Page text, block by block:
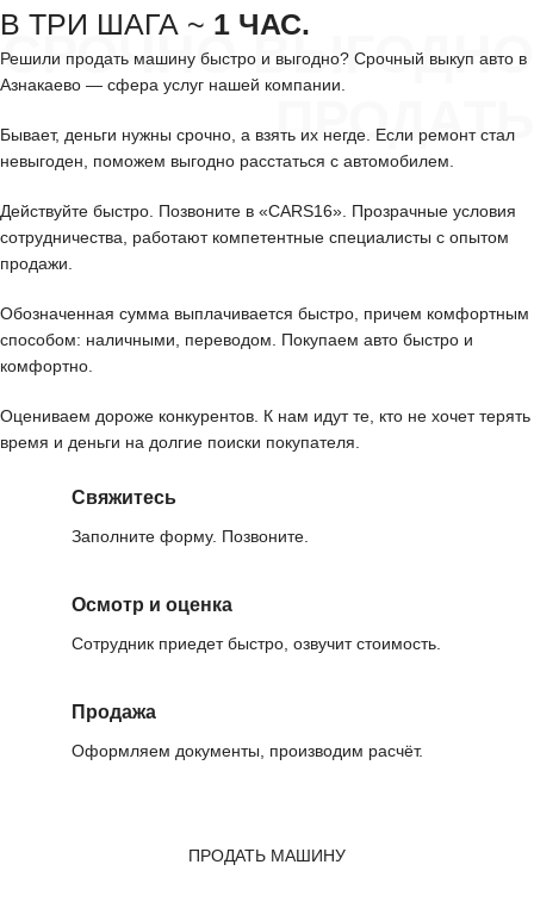
СРОЧНО ВЫГОДНО
ПРОДАТЬ
В ТРИ ШАГА ~ 1 ЧАС.
Решили продать машину быстро и выгодно? Срочный выкуп авто в
Азнакаево — сфера услуг нашей компании.
Бывает, деньги нужны срочно, а взять их негде. Если ремонт стал
невыгоден, поможем выгодно расстаться с автомобилем.
Действуйте быстро. Позвоните в «CARS16». Прозрачные условия
сотрудничества, работают компетентные специалисты с опытом
продажи.
Обозначенная сумма выплачивается быстро, причем комфортным
способом: наличными, переводом. Покупаем авто быстро и
комфортно.
Оцениваем дороже конкурентов. К нам идут те, кто не хочет терять
время и деньги на долгие поиски покупателя.
Свяжитесь
Заполните форму. Позвоните.
Осмотр и оценка
Сотрудник приедет быстро, озвучит стоимость.
Продажа
Оформляем документы, производим расчёт.
ПРОДАТЬ МАШИНУ